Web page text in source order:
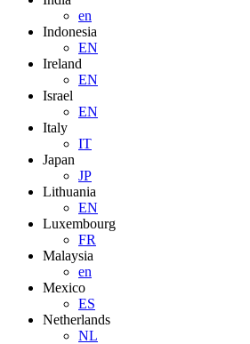
en
Indonesia
EN
Ireland
EN
Israel
EN
Italy
IT
Japan
JP
Lithuania
EN
Luxembourg
FR
Malaysia
en
Mexico
ES
Netherlands
NL